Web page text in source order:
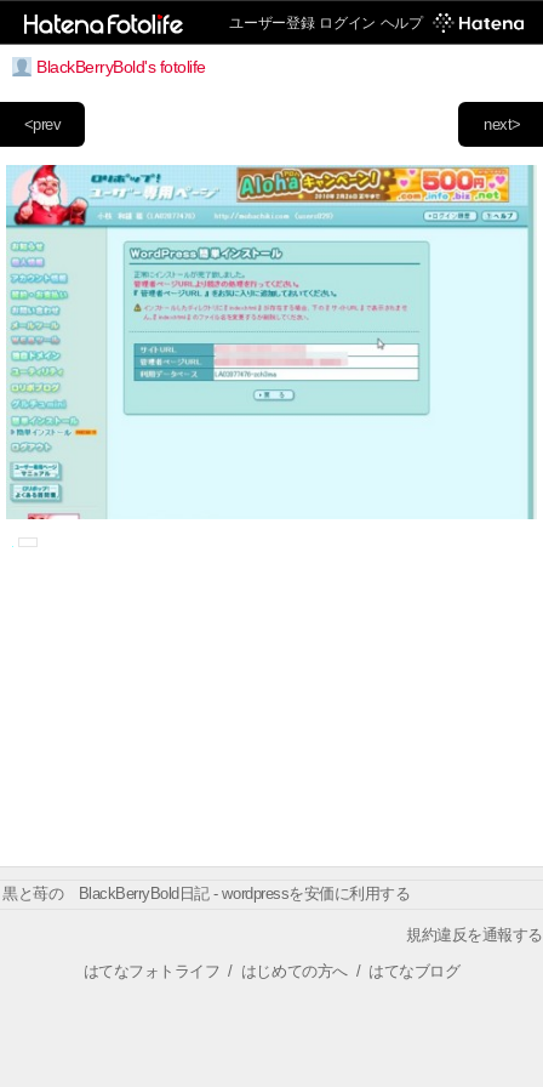
ユーザー登録 ログイン ヘルプ
BlackBerryBold's fotolife
next>
<prev
黒と苺の BlackBerryBold日記 - wordpressを安価に利用する
規約違反を通報する
はてなフォトライフ / はじめての方へ/ はてなブログ